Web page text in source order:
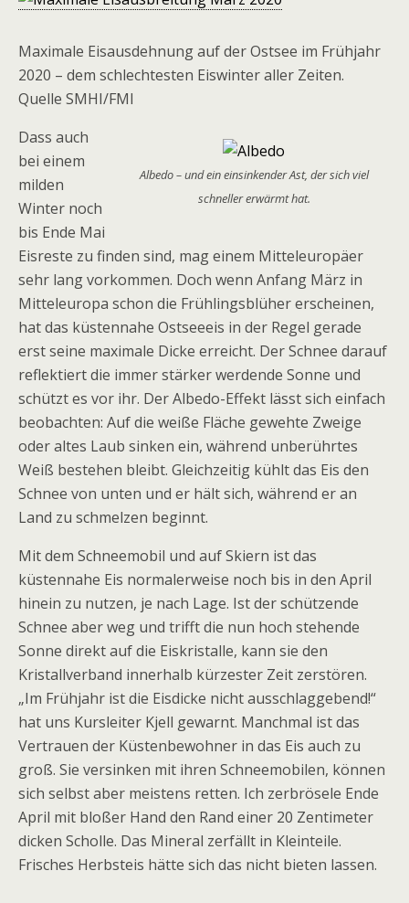
Maximale Eisausdehnung auf der Ostsee im Frühjahr
2020 – dem schlechtesten Eiswinter aller Zeiten.
Quelle SMHI/FMI
Albedo – und ein einsinkender Ast, der sich viel
schneller erwärmt hat.
Dass auch
bei einem
milden
Winter noch
bis Ende Mai
Eisreste zu finden sind, mag einem Mitteleuropäer
sehr lang vorkommen. Doch wenn Anfang März in
Mitteleuropa schon die Frühlingsblüher erscheinen,
hat das küstennahe Ostseeeis in der Regel gerade
erst seine maximale Dicke erreicht. Der Schnee darauf
reflektiert die immer stärker werdende Sonne und
schützt es vor ihr. Der Albedo-Effekt lässt sich einfach
beobachten: Auf die weiße Fläche gewehte Zweige
oder altes Laub sinken ein, während unberührtes
Weiß bestehen bleibt. Gleichzeitig kühlt das Eis den
Schnee von unten und er hält sich, während er an
Land zu schmelzen beginnt.
Mit dem Schneemobil und auf Skiern ist das
küstennahe Eis normalerweise noch bis in den April
hinein zu nutzen, je nach Lage. Ist der schützende
Schnee aber weg und trifft die nun hoch stehende
Sonne direkt auf die Eiskristalle, kann sie den
Kristallverband innerhalb kürzester Zeit zerstören.
„Im Frühjahr ist die Eisdicke nicht ausschlaggebend!“
hat uns Kursleiter Kjell gewarnt. Manchmal ist das
Vertrauen der Küstenbewohner in das Eis auch zu
groß. Sie versinken mit ihren Schneemobilen, können
sich selbst aber meistens retten. Ich zerbrösele Ende
April mit bloßer Hand den Rand einer 20 Zentimeter
dicken Scholle. Das Mineral zerfällt in Kleinteile.
Frisches Herbsteis hätte sich das nicht bieten lassen.